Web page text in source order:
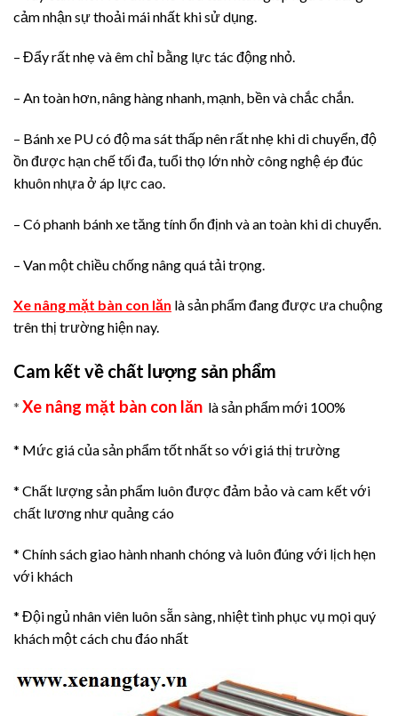
cảm nhận sự thoải mái nhất khi sử dụng.
– Đẩy rất nhẹ và êm chỉ bằng lực tác động nhỏ.
– An toàn hơn, nâng hàng nhanh, mạnh, bền và chắc chắn.
– Bánh xe PU có độ ma sát thấp nên rất nhẹ khi di chuyển, độ
ồn được hạn chế tối đa, tuổi thọ lớn nhờ công nghệ ép đúc
khuôn nhựa ở áp lực cao.
– Có phanh bánh xe tăng tính ổn định và an toàn khi di chuyển.
– Van một chiều chống nâng quá tải trọng.
Xe nâng mặt bàn con lăn là sản phẩm đang được ưa chuộng
trên thị trường hiện nay.
Cam kết về chất lượng sản phẩm
* Xe nâng mặt bàn con lăn là sản phẩm mới 100%
* Mức giá của sản phẩm tốt nhất so với giá thị trường
* Chất lượng sản phẩm luôn được đảm bảo và cam kết với
chất lương như quảng cáo
* Chính sách giao hành nhanh chóng và luôn đúng với lịch hẹn
với khách
* Đội ngủ nhân viên luôn sẵn sàng, nhiệt tình phục vụ mọi quý
khách một cách chu đáo nhất